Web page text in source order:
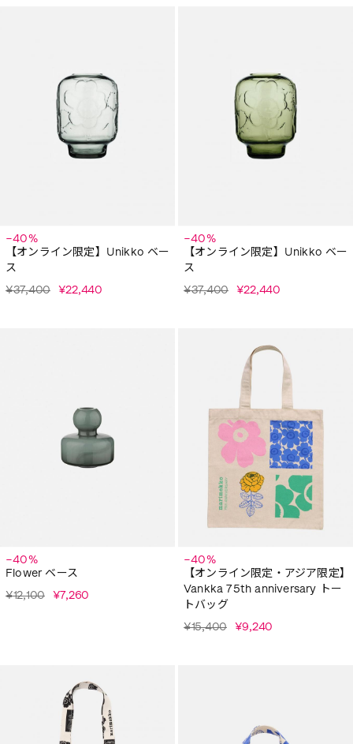
−40%
【オンライン限定】Unikko ベー
ス
¥37,400 ¥22,440
−40%
【オンライン限定】Unikko ベー
ス
¥37,400 ¥22,440
−40%
Flower ベース
¥12,100 ¥7,260
−40%
【オンライン限定・アジア限定】
Vankka 75th anniversary トー
トバッグ
¥15,400 ¥9,240